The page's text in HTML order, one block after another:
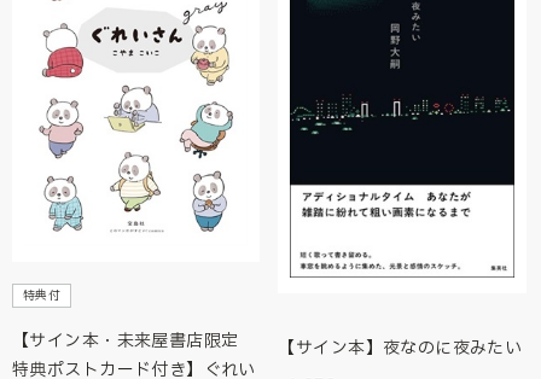
特典付
【サイン本・未来屋書店限定
特典ポストカード付き】ぐれい
【サイン本】夜なのに夜みたい